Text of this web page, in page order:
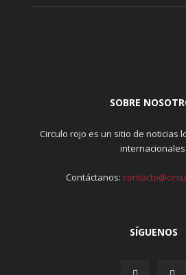
SOBRE
Circulo rojo es un sitio de noticias
internacionales.
Contáctanos:
SÍGUENOS